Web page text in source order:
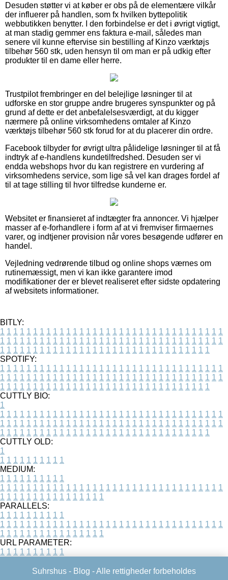
Desuden støtter vi at køber er obs på de elementære vilkår
der influerer på handlen, som fx hvilken byttepolitik
webbutikken benytter. I den forbindelse er det i øvrigt vigtigt,
at man stadig gemmer ens faktura e-mail, således man
senere vil kunne eftervise sin bestilling af Kinzo værktøjs
tilbehør 560 stk, uden hensyn til om man er på udkig efter
produkter til en dame eller herre.
Trustpilot frembringer en del belejlige løsninger til at
udforske en stor gruppe andre brugeres synspunkter og på
grund af dette er det anbefalelsesværdigt, at du kigger
nærmere på online virksomhedens omtaler af Kinzo
værktøjs tilbehør 560 stk forud for at du placerer din ordre.
Facebook tilbyder for øvrigt ultra pålidelige løsninger til at få
indtryk af e-handlens kundetilfredshed. Desuden ser vi
endda webshops hvor du kan registrere en vurdering af
virksomhedens service, som lige så vel kan drages fordel af
til at tage stilling til hvor tilfredse kunderne er.
Websitet er finansieret af indtægter fra annoncer. Vi hjælper
masser af e-forhandlere i form af at vi fremviser firmaernes
varer, og indtjener provision når vores besøgende udfører en
handel.
Vejledning vedrørende tilbud og online shops værnes om
rutinemæssigt, men vi kan ikke garantere imod
modifikationer der er blevet realiseret efter sidste opdatering
af websitets informationer.
BITLY:
1 1 1 1 1 1 1 1 1 1 1 1 1 1 1 1 1 1 1 1 1 1 1 1 1 1 1 1 1 1 1 1 1 1
1 1 1 1 1 1 1 1 1 1 1 1 1 1 1 1 1 1 1 1 1 1 1 1 1 1 1 1 1 1 1 1 1 1
1 1 1 1 1 1 1 1 1 1 1 1 1 1 1 1 1 1 1 1 1 1 1 1 1 1 1 1 1 1 1 1
SPOTIFY:
1 1 1 1 1 1 1 1 1 1 1 1 1 1 1 1 1 1 1 1 1 1 1 1 1 1 1 1 1 1 1 1 1 1
1 1 1 1 1 1 1 1 1 1 1 1 1 1 1 1 1 1 1 1 1 1 1 1 1 1 1 1 1 1 1 1 1 1
1 1 1 1 1 1 1 1 1 1 1 1 1 1 1 1 1 1 1 1 1 1 1 1 1 1 1 1 1 1 1 1
CUTTLY BIO:
1
1 1 1 1 1 1 1 1 1 1 1 1 1 1 1 1 1 1 1 1 1 1 1 1 1 1 1 1 1 1 1 1 1 1
1 1 1 1 1 1 1 1 1 1 1 1 1 1 1 1 1 1 1 1 1 1 1 1 1 1 1 1 1 1 1 1 1 1
1 1 1 1 1 1 1 1 1 1 1 1 1 1 1 1 1 1 1 1 1 1 1 1 1 1 1 1 1 1 1 1
CUTTLY OLD:
1
1 1 1 1 1 1 1 1 1 1
MEDIUM:
1 1 1 1 1 1 1 1 1 1
1 1 1 1 1 1 1 1 1 1 1 1 1 1 1 1 1 1 1 1 1 1 1 1 1 1 1 1 1 1 1 1 1 1
1 1 1 1 1 1 1 1 1 1 1 1 1 1 1 1
PARALLELS:
1 1 1 1 1 1 1 1 1 1
1 1 1 1 1 1 1 1 1 1 1 1 1 1 1 1 1 1 1 1 1 1 1 1 1 1 1 1 1 1 1 1 1 1
1 1 1 1 1 1 1 1 1 1 1 1 1 1 1 1
URL PARAMETER:
1 1 1 1 1 1 1 1 1 1
Suhrshus - Blog - Alle rettigheder forbeholdes